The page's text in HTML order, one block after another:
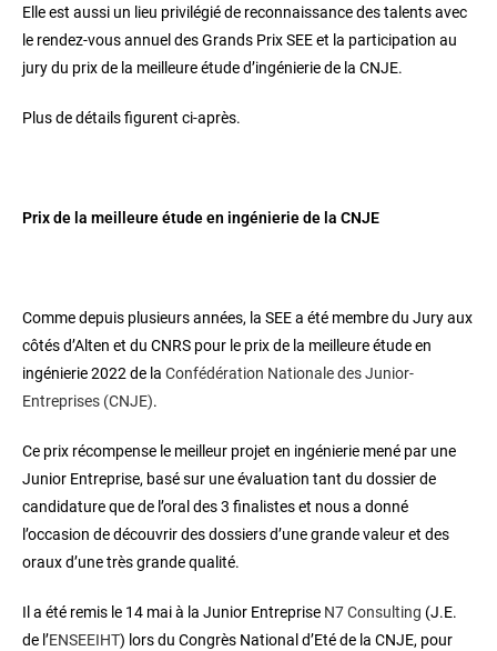
Elle est aussi un lieu privilégié de reconnaissance des talents avec
le rendez-vous annuel des Grands Prix SEE et la participation au
jury du prix de la meilleure étude d’ingénierie de la CNJE.
Plus de détails figurent ci-après.
Prix de la meilleure étude en ingénierie de la CNJE
Comme depuis plusieurs années, la SEE a été membre du Jury aux
côtés d’Alten et du CNRS pour le prix de la meilleure étude en
ingénierie 2022 de la Confédération Nationale des Junior-
Entreprises (CNJE).
Ce prix récompense le meilleur projet en ingénierie mené par une
Junior Entreprise, basé sur une évaluation tant du dossier de
candidature que de l’oral des 3 finalistes et nous a donné
l’occasion de découvrir des dossiers d’une grande valeur et des
oraux d’une très grande qualité.
Il a été remis le 14 mai à la Junior Entreprise N7 Consulting (J.E.
de l’ENSEEIHT) lors du Congrès National d’Eté de la CNJE, pour